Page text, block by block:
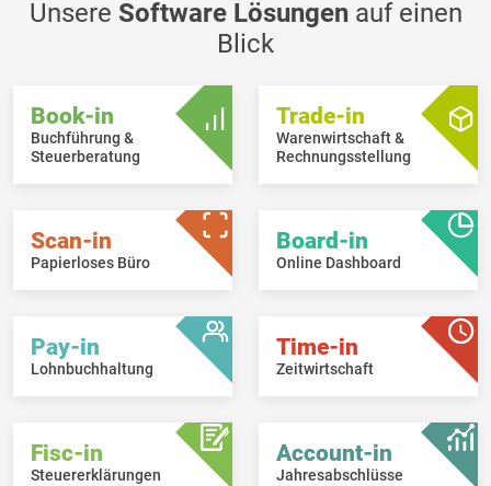
Unsere Software Lösungenauf einen
Blick
Book-in
Buchführung &
Steuerberatung
Trade-in
Warenwirtschaft &
Rechnungsstellung
Scan-in
Papierloses Büro
Board-in
Online Dashboard
Pay-in
Lohnbuchhaltung
Time-in
Zeitwirtschaft
Fisc-in
Steuererklärungen
Account-in
Jahresabschlüsse